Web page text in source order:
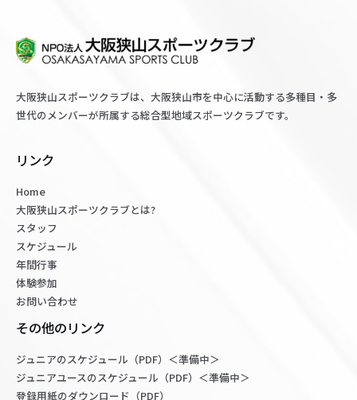
大阪狭山スポーツクラブは、大阪狭山市を中心に活動する多種目・多
世代のメンバーが所属する総合型地域スポーツクラブです。
リンク
Home
大阪狭山スポーツクラブとは?
スタッフ
スケジュール
年間行事
体験参加
お問い合わせ
その他のリンク
ジュニアのスケジュール（PDF）＜準備中＞
ジュニアユースのスケジュール（PDF）＜準備中＞
登録用紙のダウンロード（PDF）